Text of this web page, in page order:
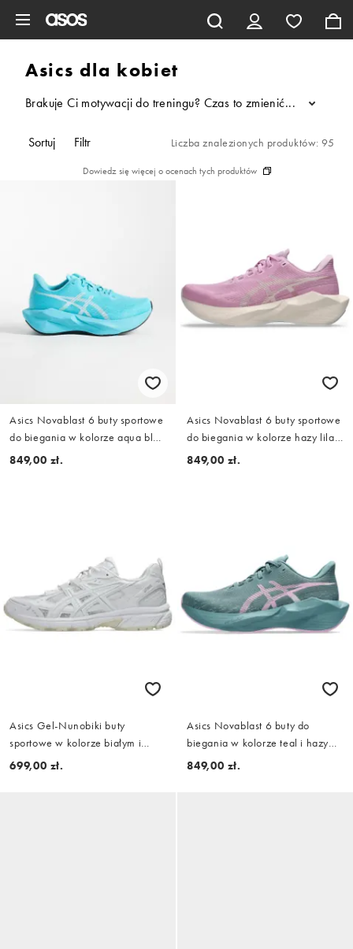
Asics dla kobiet
Brakuje Ci motywacji do treningu? Czas to zmienić – z
...
Sortuj Filtr Liczba znalezionych produktów: 95
Dowiedz się więcej o ocenach tych produktów
Asics Novablast 6 buty sportowe
do biegania w kolorze aqua blue
i białym
849,00 zł.
Asics Novablast 6 buty sportowe
do biegania w kolorze hazy lilac
i rose
849,00 zł.
Asics Gel-Nunobiki buty
sportowe w kolorze białym i
srebrnym
699,00 zł.
Asics Novablast 6 buty do
biegania w kolorze teal i hazy
lilac
849,00 zł.